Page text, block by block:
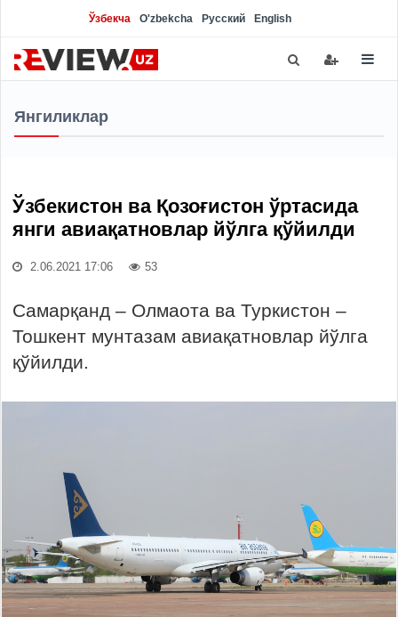
Ўзбекча O'zbekcha Русский English
Янгиликлар
Ўзбекистон ва Қозоғистон ўртасида
янги aвиақатновлар йўлга қўйилди
2.06.2021 17:06 53
Самарқанд – Олмаота ва Туркистон –
Тошкент мунтазам авиақатновлар йўлга
қўйилди.